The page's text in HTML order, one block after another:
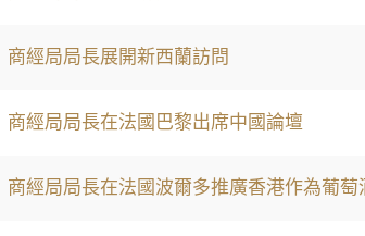
商經局局長展開新西蘭訪問
商經局局長在法國巴黎出席中國論壇
商經局局長在法國波爾多推廣香港作為葡